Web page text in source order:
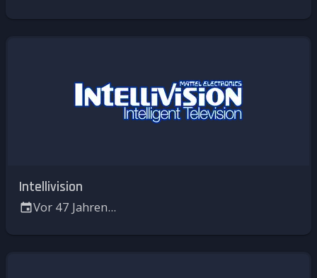
Intellivision
Vor 47 Jahren...